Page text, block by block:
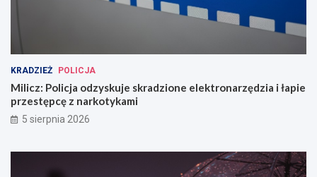
KRADZIEŻ POLICJA
Milicz: Policja odzyskuje skradzione elektronarzędzia i łapie
przestępcę z narkotykami
5 sierpnia 2026